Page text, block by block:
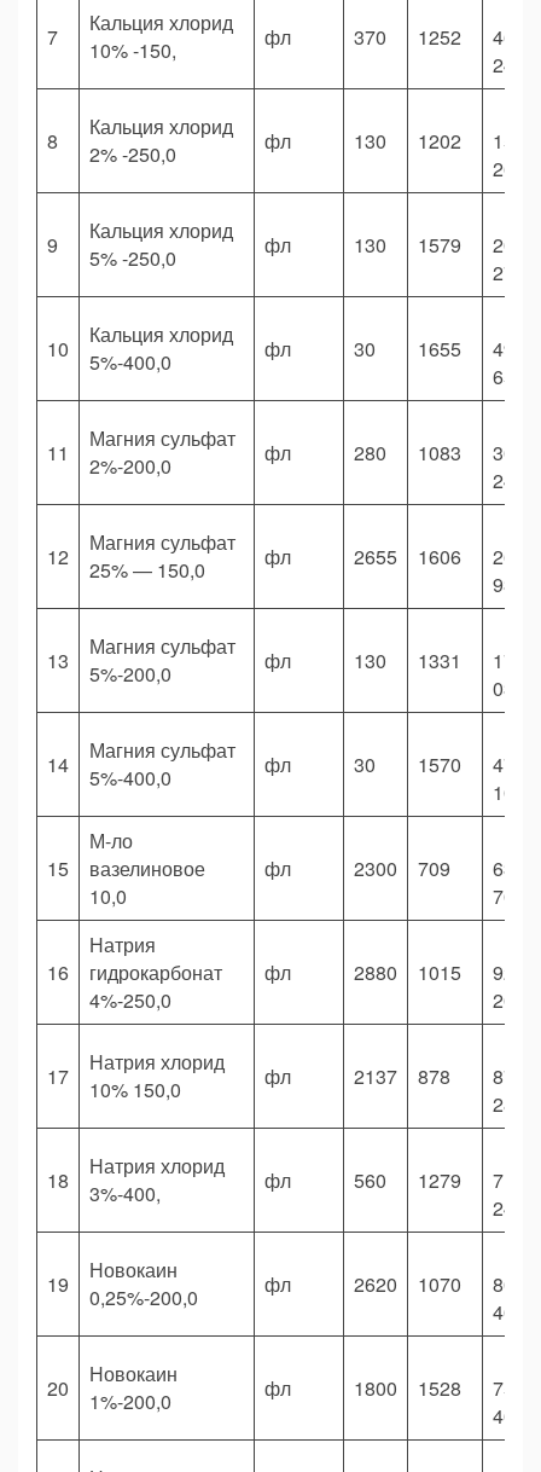
7
Кальция хлорид
10% -150,
фл 370 1252
463
8
Кальция хлорид
2% -250,0
фл 130 1202
156
9
Кальция хлорид
5% -250,0
фл 130 1579
205
10
Кальция хлорид
5%-400,0
фл 30 1655
49
11
Магния сульфат
2%-200,0
фл 280 1083
303
12
Магния сульфат
25% — 150,0
фл 2655 1606
263
13
Магния сульфат
5%-200,0
фл 130 1331
173
14
Магния сульфат
5%-400,0
фл 30 1570
47
15
М-ло
вазелиновое
10,0
фл 2300 709
630
16
Натрия
гидрокарбонат
4%-250,0
фл 2880 1015
923
17
Натрия хлорид
10% 150,0
фл 2137 878
876
18
Натрия хлорид
3%-400,
фл 560 1279
716
19
Новокаин
0,25%-200,0
фл 2620 1070
803
20
Новокаин
1%-200,0
фл 1800 1528
750